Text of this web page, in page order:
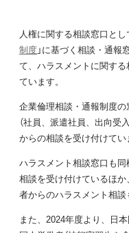
人権に関する相談窓口とし
制度」に基づく相談・通
て、ハラスメントに関す
ています。
企業倫理相談・通報制度
（社員、派遣社員、出向受
からの相談を受け付けてい
ハラスメント相談窓口も
相談を受け付けているほ
者からのハラスメント相談
また、2024年度より、日